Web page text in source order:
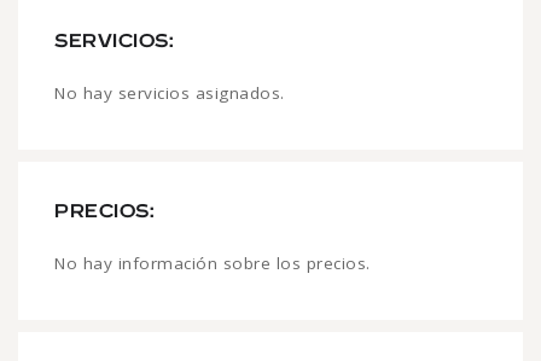
SERVICIOS:
No hay servicios asignados.
PRECIOS:
No hay información sobre los precios.